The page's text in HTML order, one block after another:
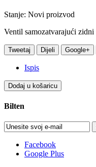
Stanje: Novi proizvod
Ventil samozatvarajući
Tweetaj Dijeli Google+
Ispis
Dodaj u košaricu
Bilten
Facebook
Google Plus